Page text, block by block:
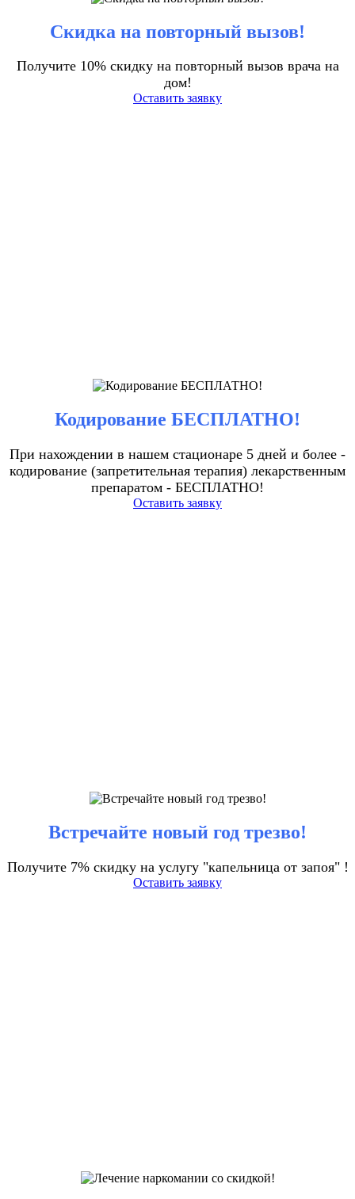
Скидка на повторный вызов!
Получите 10% скидку на повторный вызов врача на
дом!
Оставить заявку
Кодирование БЕСПЛАТНО!
При нахождении в нашем стационаре 5 дней и более -
кодирование (запретительная терапия) лекарственным
препаратом - БЕСПЛАТНО!
Оставить заявку
Встречайте новый год трезво!
Получите 7% скидку на услугу "капельница от запоя" !
Оставить заявку